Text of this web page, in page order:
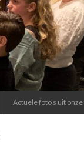
Actuele foto’s uit